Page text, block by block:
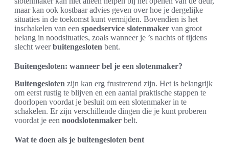
maar kan ook kostbaar advies geven over hoe je dergelijke
situaties in de toekomst kunt vermijden. Bovendien is het
inschakelen van een spoedservice slotenmaker van groot
belang in noodsituaties, zoals wanneer je ’s nachts of tijdens
slecht weerbuitengesloten bent.
Buitengesloten: wanneer bel je een slotenmaker?
Buitengesloten zijn kan erg frustrerend zijn. Het is belangrijk
om eerst rustig te blijven en een aantal praktische stappen te
doorlopen voordat je besluit om een slotenmaker in te
schakelen. Er zijn verschillende dingen die je kunt proberen
voordat je een noodslotenmaker belt.
Wat te doen als je buitengesloten bent